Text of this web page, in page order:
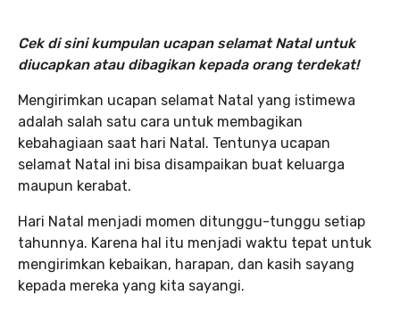
Cek di sini kumpulan ucapan selamat Natal untuk
diucapkan atau dibagikan kepada orang terdekat!
Mengirimkan ucapan selamat Natal yang istimewa
adalah salah satu cara untuk membagikan
kebahagiaan saat hari Natal. Tentunya ucapan
selamat Natal ini bisa disampaikan buat keluarga
maupun kerabat.
Hari Natal menjadi momen ditunggu-tunggu setiap
tahunnya. Karena hal itu menjadi waktu tepat untuk
mengirimkan kebaikan, harapan, dan kasih sayang
kepada mereka yang kita sayangi.